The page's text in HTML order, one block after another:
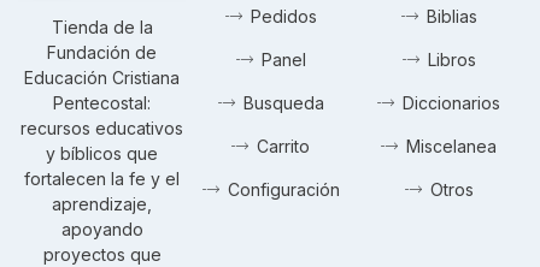
Tienda de la
Fundación de
Educación Cristiana
Pentecostal:
recursos educativos
y bíblicos que
fortalecen la fe y el
aprendizaje,
apoyando
proyectos que
Pedidos
Panel
Busqueda
Carrito
Configuración
Biblias
Libros
Diccionarios
Miscelanea
Otros